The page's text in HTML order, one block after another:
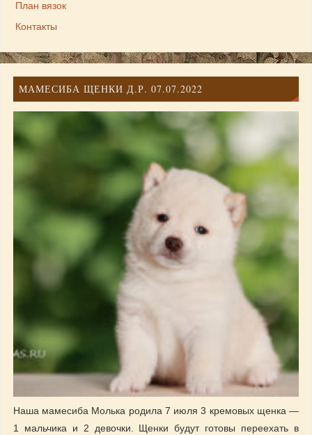
План вязок
Контакты
МАМЕСИБА ЩЕНКИ Д.Р. 07.07.2022
Наша мамесиба Молька родила 7 июля 3 кремовых щенка —
1 мальчика и 2 девочки. Щенки будут готовы переехать в